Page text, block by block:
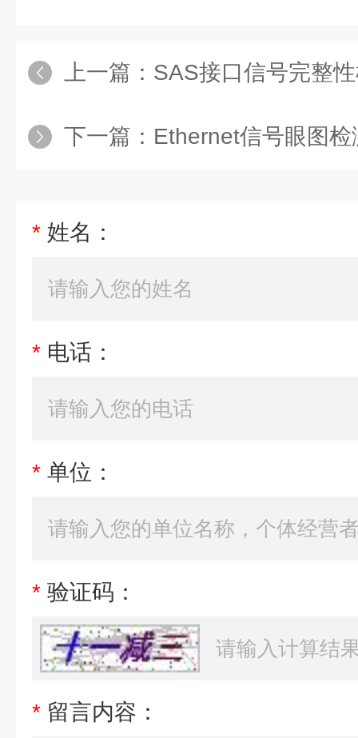
上一篇： SAS接口信号完整
下一篇： Ethernet信号眼图检
* 姓名：
* 电话：
* 单位：
* 验证码：
* 留言内容：